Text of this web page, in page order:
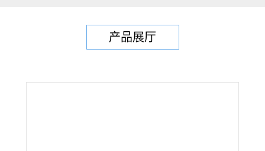
产品展厅